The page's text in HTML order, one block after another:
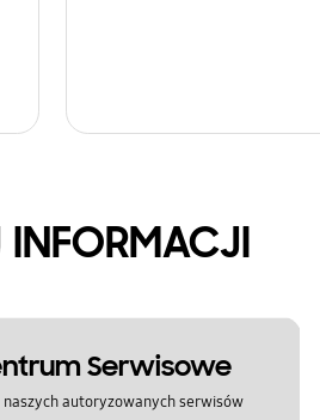
Serwisowe
autoryzowanych serwisów